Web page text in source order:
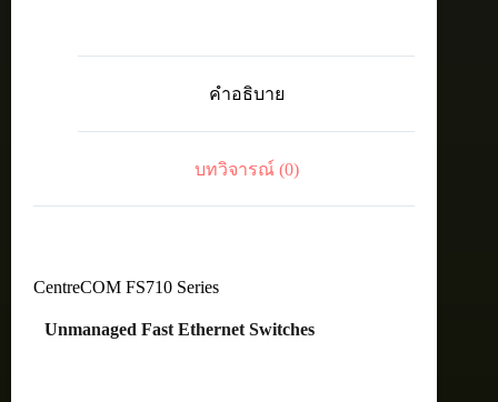
คำอธิบาย
บทวิจารณ์ (0)
CentreCOM FS710 Series
Unmanaged Fast Ethernet Switches